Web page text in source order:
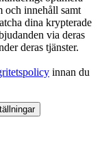
och innehåll samt
dina krypterade
via deras
deras tjänster.
innan du